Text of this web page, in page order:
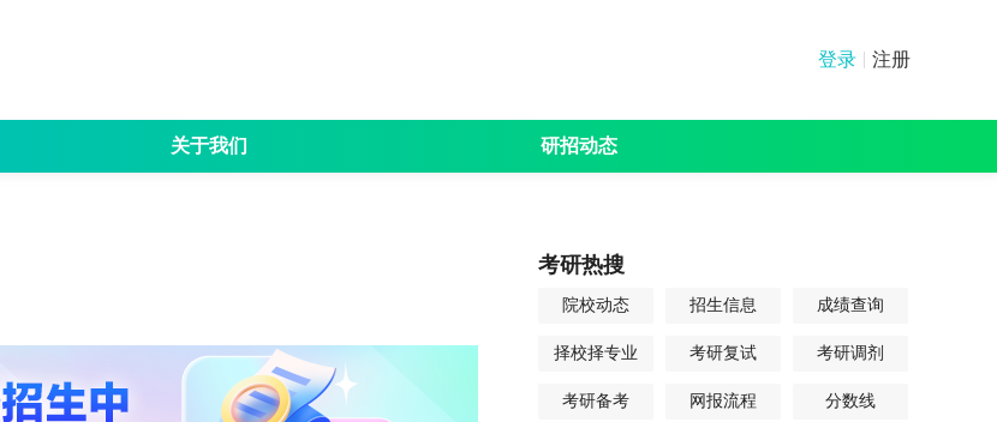
登录 注册
关于我们 研招动态
专业目录 分数线
考研热搜
院校动态 招生信息 成绩查询
择校择专业 考研复试 考研调剂
考研备考 网报流程 分数线